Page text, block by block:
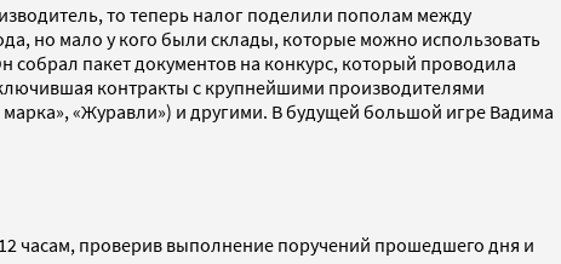
то теперь налог поделили пополам между
но мало у кого были склады, которые можно использовать
пакет документов на конкурс, который проводила
контракты с крупнейшими производителями
марка», «Журавли») и другими. В будущей большой игре Вадима
часам, проверив выполнение поручений прошедшего дня и